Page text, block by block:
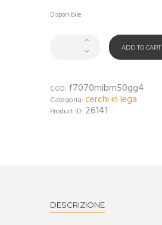
Disponibile
ADD TO CART
COD: f7070mibm50gg4
Categoria: cerchi in lega
Product ID: 26141
DESCRIZIONE